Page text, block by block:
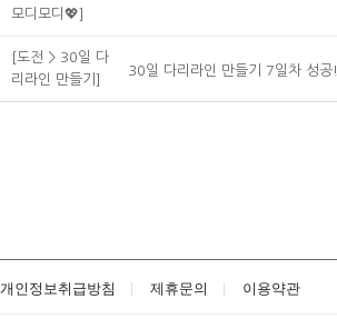
모디모디💖]
[도전 > 30일 다
리라인 만들기]
30일 다리라인 만들기 7일차 성공!
개인정보취급방침 제휴문의 이용약관